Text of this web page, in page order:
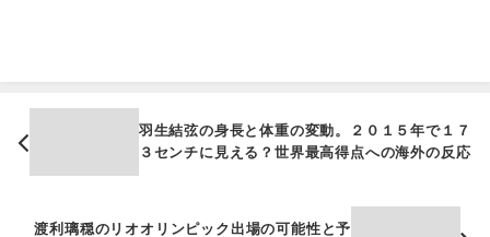
羽生結弦の身長と体重の変動。２０１５年で１７
３センチに見える？世界最高得点への海外の反応
渡利璃穏のリオオリンピック出場の可能性と予